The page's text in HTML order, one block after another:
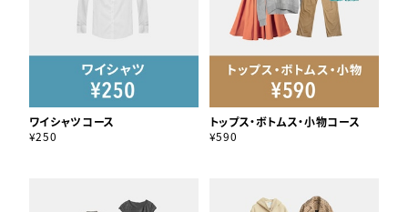
ワイシャツコース
¥250
トップス・ボトムス・小物コース
¥590